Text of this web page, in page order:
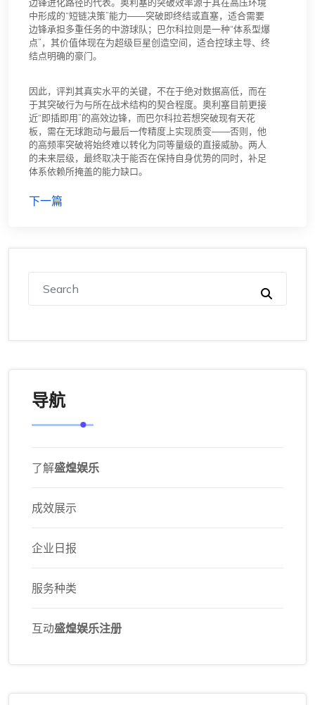
中形成的“短链决策”能力——突破即终结或直塞，适合需要
边锋承担多重任务的中游球队；巴尔科拉则是一种“体系型爆
点”，其价值体现在为超级巨星创造空间，适合控球主导、终
结点明确的豪门。
因此，评判其真实水平的关键，不在于绝对数据高低，而在
于其突破行为与所在战术结构的契合程度。奥利塞目前更接
近“即插即用”的高效边锋，而巴尔科拉若想突破现有天花
板，需在无球跑动与最后一传精度上实现质变——否则，他
的高频率突破将始终难以转化为同等量级的直接威胁。两人
的未来层级，最终取决于能否在保持自身优势的同时，补足
体系依赖所掩盖的能力缺口。
下一篇
导航
了解盛煌娱乐
成效展示
企业日报
服务种类
互动盛煌娱乐注册